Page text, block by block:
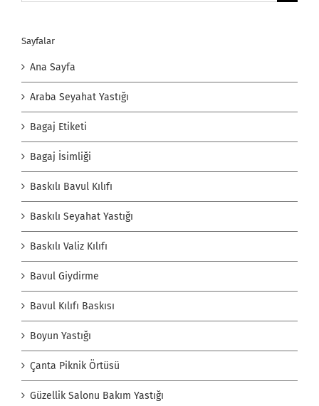
Sayfalar
Ana Sayfa
Araba Seyahat Yastığı
Bagaj Etiketi
Bagaj İsimliği
Baskılı Bavul Kılıfı
Baskılı Seyahat Yastığı
Baskılı Valiz Kılıfı
Bavul Giydirme
Bavul Kılıfı Baskısı
Boyun Yastığı
Çanta Piknik Örtüsü
Güzellik Salonu Bakım Yastığı